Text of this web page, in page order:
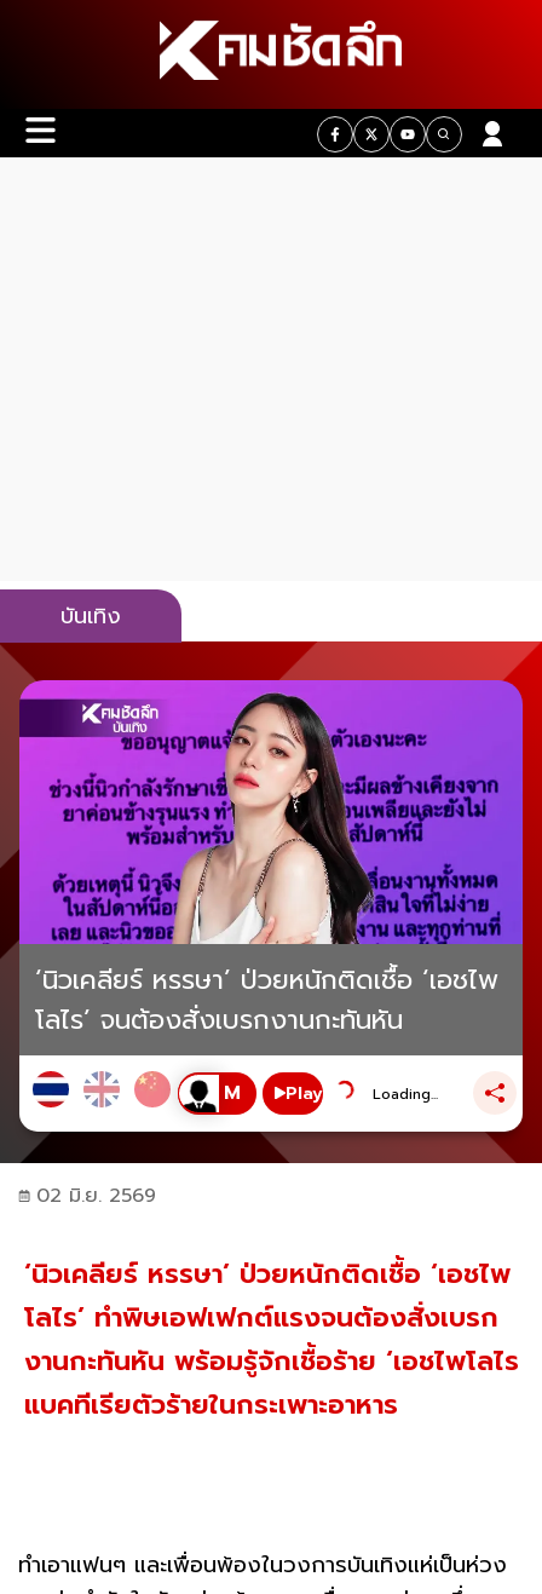
บันเทิง
‘นิวเคลียร์ หรรษา’ ป่วยหนักติดเชื้อ ‘เอชไพ
โลไร’ จนต้องสั่งเบรกงานกะทันหัน
Play Loading...
02 มิ.ย. 2569
‘นิวเคลียร์ หรรษา’ ป่วยหนักติดเชื้อ ‘เอชไพ
โลไร’ ทำพิษเอฟเฟกต์แรงจนต้องสั่งเบรก
งานกะทันหัน พร้อมรู้จักเชื้อร้าย ‘เอชไพโลไร
แบคทีเรียตัวร้ายในกระเพาะอาหาร
ทำเอาแฟนๆ และเพื่อนพ้องในวงการบันเทิงแห่เป็นห่วง